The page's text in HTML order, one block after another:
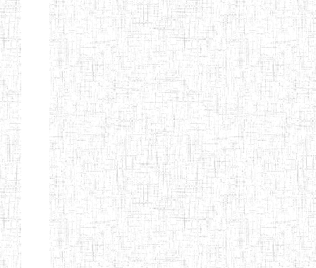
ENI
Chercher:
Effacer les filtres
Denomination
Type